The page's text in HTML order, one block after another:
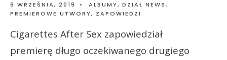
6 WRZEŚNIA, 2019 • ALBUMY, DZIAŁ NEWS,
PREMIEROWE UTWORY, ZAPOWIEDZI
Cigarettes After Sex zapowiedział
premierę długo oczekiwanego drugiego